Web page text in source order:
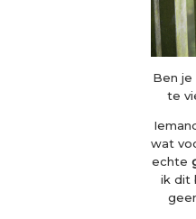
Ben je
te
wat
echte
ik dit